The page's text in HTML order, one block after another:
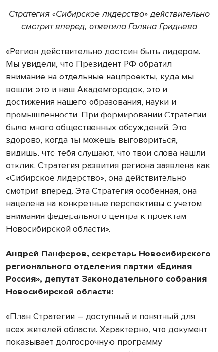
Стратегия «Сибирское лидерство» действительно
смотрит вперед, отметила Галина Гриднева
«Регион действительно достоин быть лидером.
Мы увидели, что Президент РФ обратил
внимание на отдельные нацпроекты, куда мы
вошли: это и наш Академгородок, это и
достижения нашего образования, науки и
промышленности. При формировании Стратегии
было много общественных обсуждений. Это
здорово, когда ты можешь выговориться,
видишь, что тебя слушают, что твои слова нашли
отклик. Стратегия развития региона заявлена как
«Сибирское лидерство», она действительно
смотрит вперед. Эта Стратегия особенная, она
нацелена на конкретные перспективы с учетом
внимания федерального центра к проектам
Новосибирской области».
Андрей Панферов, секретарь Новосибирского
регионального отделения партии «Единая
Россия», депутат Законодательного собрания
Новосибирской области:
«План Стратегии – доступный и понятный для
всех жителей области. Характерно, что документ
показывает долгосрочную программу